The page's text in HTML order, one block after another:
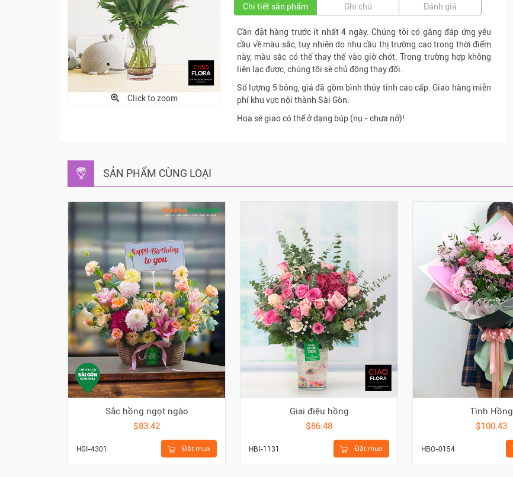
Click to zoom
Chi tiết sản phẩm Ghi chú Đánh giá
Cần đặt hàng trước ít nhất 4 ngày. Chúng tôi có gắng đáp ứng yêu
cầu về màu sắc, tuy nhiên do nhu cầu thị trường cao trong thời điểm
này, màu sắc có thể thay thế vào giờ chót. Trong trường hợp không
liên lạc được, chúng tôi sẽ chủ động thay đối.
Số lượng 5 bông, giá đã gồm bình thủy tinh cao cấp. Giao hàng miễn
phí khu vực nội thành Sài Gòn.
Hoa sẽ giao có thể ở dạng búp (nụ - chưa nở)!
SẢN PHẨM CÙNG LOẠI
Sắc hồng ngọt ngào
$83.42
Đặt mua
HGI-4301
Giai điệu hồng
$86.48
Đặt mua
HBI-1131
Tình Hồng
$100.43
HBO-0154